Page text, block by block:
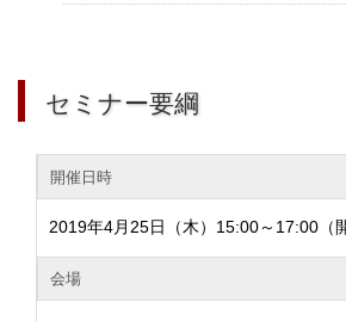
セミナー要綱
開催日時
2019年4月25日（木）15:00～17:00（
会場